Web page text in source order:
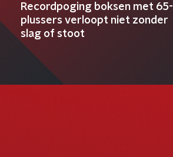
Recordpoging boksen met 65-
plussers verloopt niet zonder
slag of stoot